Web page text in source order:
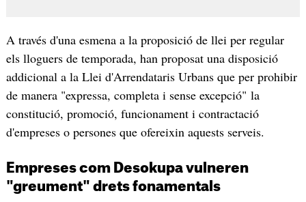
A través d'una esmena a la proposició de llei per regular
els lloguers de temporada, han proposat una disposició
addicional a la Llei d'Arrendataris Urbans que per prohibir
de manera "expressa, completa i sense excepció" la
constitució, promoció, funcionament i contractació
d'empreses o persones que ofereixin aquests serveis.
Empreses com Desokupa vulneren
"greument" drets fonamentals